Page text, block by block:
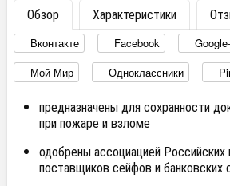
Обзор Характеристики
Вконтакте Facebook
Мой Мир
Одноклассники
предназначены для сохранности
при пожаре и взломе
одобрены ассоциацией Российских
поставщиков сейфов и банковских